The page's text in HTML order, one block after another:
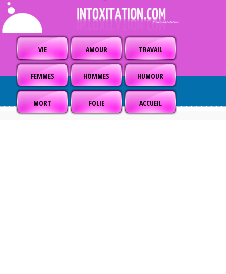
VIE AMOUR TRAVAIL
FEMMES HOMMES HUMOUR
MORT FOLIE ACCUEIL